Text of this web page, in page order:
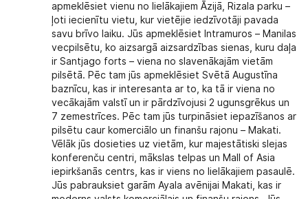
apmeklēsiet vienu no lielākajiem Āzijā, Rizala parku –
ļoti iecienītu vietu, kur vietējie iedzīvotāji pavada
savu brīvo laiku. Jūs apmeklēsiet Intramuros – Manilas
vecpilsētu, ko aizsargā aizsardzības sienas, kuru daļa
ir Santjago forts – viena no slavenākajām vietām
pilsētā. Pēc tam jūs apmeklēsiet Svētā Augustīna
baznīcu, kas ir interesanta ar to, ka tā ir viena no
vecākajām valstī un ir pārdzīvojusi 2 ugunsgrēkus un
7 zemestrīces. Pēc tam jūs turpināsiet iepazīšanos ar
pilsētu caur komerciālo un finanšu rajonu – Makati.
Vēlāk jūs dosieties uz vietām, kur majestātiski slejas
konferenču centri, mākslas telpas un Mall of Asia
iepirkšanās centrs, kas ir viens no lielākajiem pasaulē.
Jūs pabrauksiet garām Ayala avēnijai Makati, kas ir